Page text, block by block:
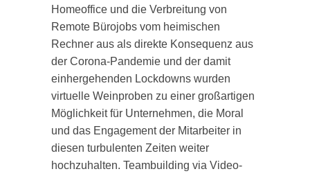
Homeoffice und die Verbreitung von
Remote Bürojobs vom heimischen
Rechner aus als direkte Konsequenz aus
der Corona-Pandemie und der damit
einhergehenden Lockdowns wurden
virtuelle Weinproben zu einer großartigen
Möglichkeit für Unternehmen, die Moral
und das Engagement der Mitarbeiter in
diesen turbulenten Zeiten weiter
hochzuhalten. Teambuilding via Video-